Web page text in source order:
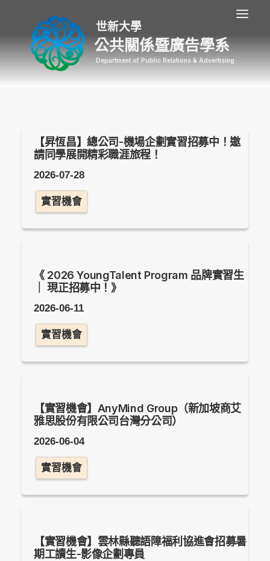
公共關係暨廣告學系
【昇恆昌】總公司-機場企劃實習招募中！邀
請同學展開精彩職涯旅程！
2026-07-28
實習機會
《 2026 YoungTalent Program 品牌實習生
｜ 現正招募中！》
2026-06-11
實習機會
【實習機會】AnyMind Group（新加坡商艾
雅思股份有限公司台灣分公司）
2026-06-04
實習機會
【實習機會】雲林縣聽語障福利協進會招募暑
期工讀生-影像企劃專員